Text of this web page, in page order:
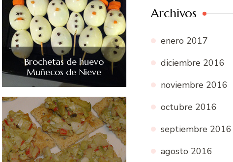
Brochetas de huevo
Muñecos de Nieve
Archivos
enero 2017
diciembre 2016
noviembre 2016
octubre 2016
septiembre 2016
agosto 2016